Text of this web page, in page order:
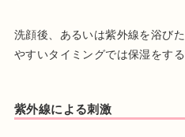
洗顔後、あるいは紫外線を浴び
やすいタイミングでは保湿をす
紫外線による刺激